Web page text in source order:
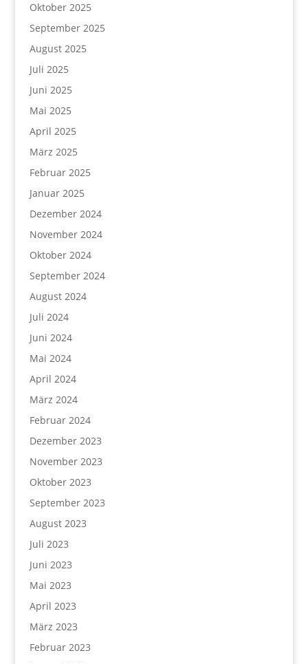
Oktober 2025
September 2025
August 2025
Juli 2025
Juni 2025
Mai 2025
April 2025
März 2025
Februar 2025
Januar 2025
Dezember 2024
November 2024
Oktober 2024
September 2024
August 2024
Juli 2024
Juni 2024
Mai 2024
April 2024
März 2024
Februar 2024
Dezember 2023
November 2023
Oktober 2023
September 2023
August 2023
Juli 2023
Juni 2023
Mai 2023
April 2023
März 2023
Februar 2023